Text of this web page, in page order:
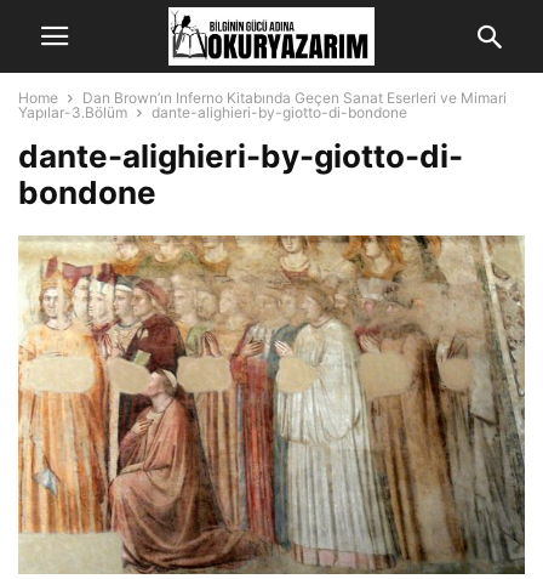
Home
Dan Brown’ın Inferno Kitabında Geçen Sanat Eserleri ve Mimari
Yapılar-3.Bölüm
dante-alighieri-by-giotto-di-bondone
dante-alighieri-by-giotto-di-
bondone